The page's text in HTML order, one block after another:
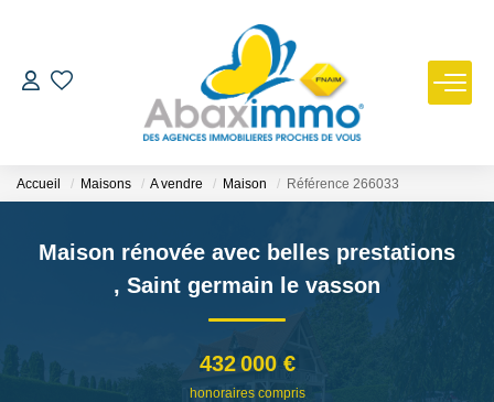
ESTIMER
ACHETER
LOUER
NOUS REJOINDRE
Accueil Maisons A vendre Maison Référence 266033
Maison rénovée avec belles prestations
, Saint germain le vasson
432 000 €
honoraires compris